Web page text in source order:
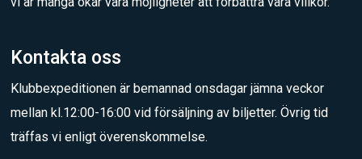
Kontakta oss
Klubbexpeditionen är bemannad onsdagar jämna veckor
mellan kl.12:00-16:00 vid försäljning av biljetter. Övrig tid
träffas vi enligt överenskommelse.